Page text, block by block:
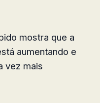
mostra que a
aumentando e
vez mais